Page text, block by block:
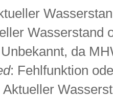
Wasserstand
da
: Fehlfunktion
Aktueller